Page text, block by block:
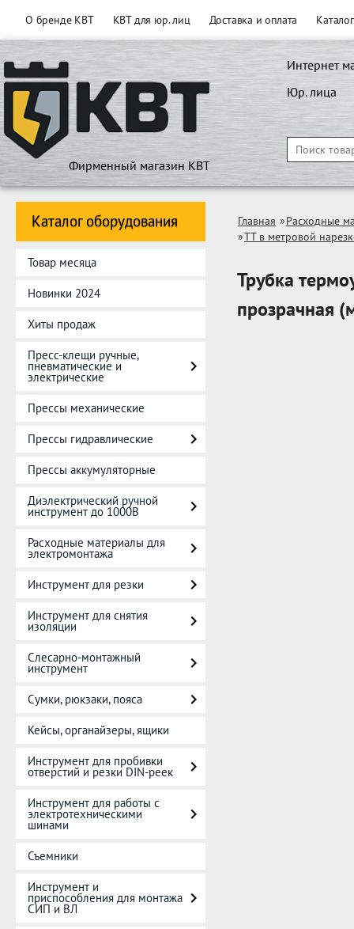
О бренде КВТ КВТ для юр. лиц Доставка и оплата
Фирменный магазин КВТ
Интернет
Юр. лица
Каталог оборудования
Товар месяца
Новинки 2024
Хиты продаж
Пресс-клещи ручные,
пневматические и
электрические
Прессы механические
Прессы гидравлические
Прессы аккумуляторные
Диэлектрический ручной
инструмент до 1000В
Расходные материалы для
электромонтажа
Инструмент для резки
Инструмент для снятия
изоляции
Слесарно-монтажный
инструмент
Сумки, рюкзаки, пояса
Кейсы, органайзеры, ящики
Инструмент для пробивки
отверстий и резки DIN-реек
Инструмент для работы с
электротехническими
шинами
Съемники
Инструмент и
приспособления для монтажа
СИП и ВЛ
Главная »Расходные
»ТТ в метровой
Трубка
прозрачная